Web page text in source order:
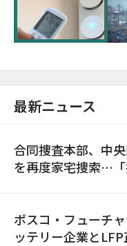
に需給対応体制を
最新ニュース
合同捜査本部、中
を再度家宅捜索…
ポスコ・フューチ
ッテリー企業と